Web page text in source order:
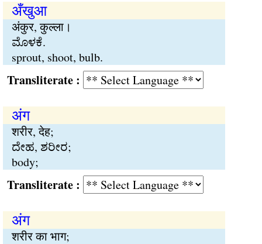
अँखुआ
अंकुर, कुल्ला।
ಮೊಳಕೆ.
sprout, shoot, bulb.
:
अंग
शरीर, देह;
ದೇಹ, ಶರೀರ;
body;
:
अंग
शरीर का भाग;